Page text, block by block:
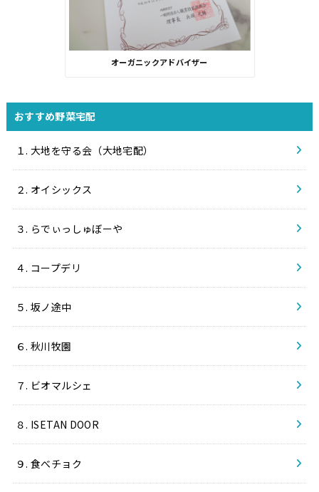
オーガニックアドバイザー
おすすめ野菜宅配
１. 大地を守る会（大地宅配）
２. オイシックス
３. らでぃっしゅぼーや
４. コープデリ
５. 坂ノ途中
６. 秋川牧園
７. ビオマルシェ
８. ISETAN DOOR
９. 食べチョク